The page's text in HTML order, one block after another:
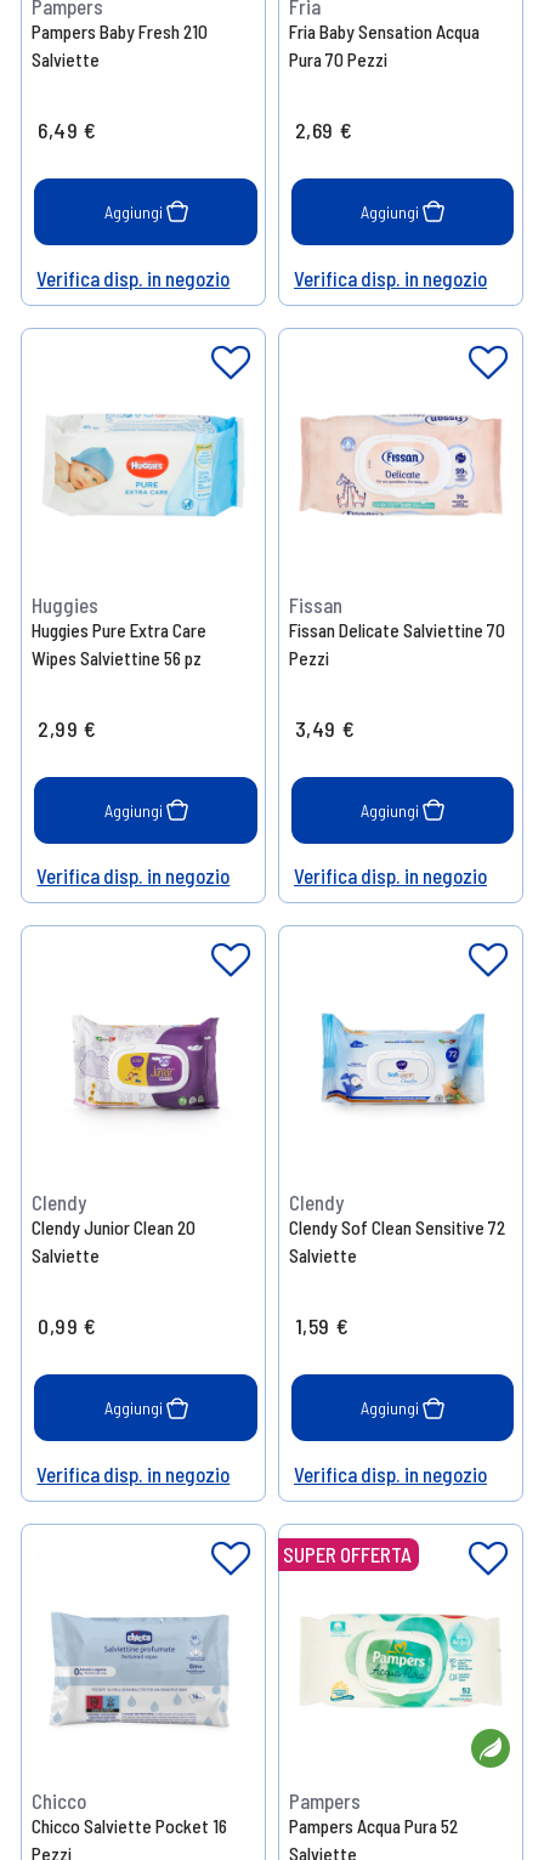
Pampers
Pampers Baby Fresh 210
Salviette
6,49 €
Aggiungi
Help
Verifica disp. in negozio
Fria
Fria Baby Sensation Acqua
Pura 70 Pezzi
2,69 €
Aggiungi
Help
Verifica disp. in negozio
Huggies
Huggies Pure Extra Care
Wipes Salviettine 56 pz
2,99 €
Aggiungi
Help
Verifica disp. in negozio
Fissan
Fissan Delicate Salviettine 70
Pezzi
3,49 €
Aggiungi
Help
Verifica disp. in negozio
Clendy
Clendy Junior Clean 20
Salviette
0,99 €
Aggiungi
Help
Verifica disp. in negozio
Clendy
Clendy Sof Clean Sensitive 72
Salviette
1,59 €
Aggiungi
Help
Verifica disp. in negozio
Chicco
Chicco Salviette Pocket 16
Pezzi
SUPER OFFERTA
Pampers
Pampers Acqua Pura 52
Salviette